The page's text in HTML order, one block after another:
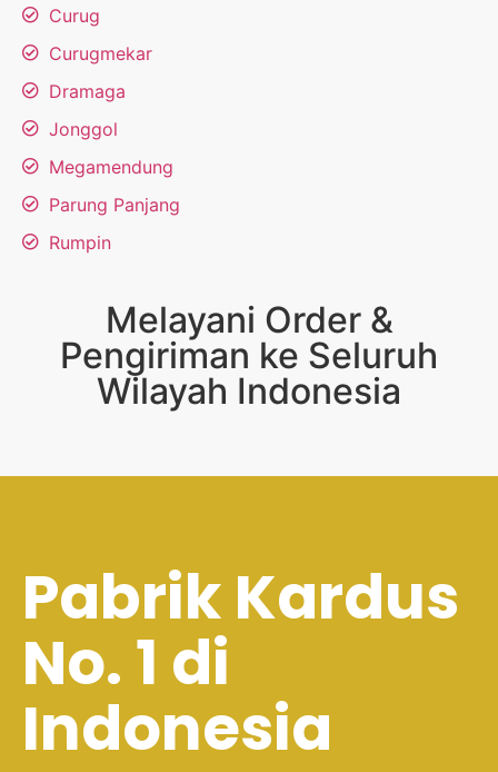
Curug
Curugmekar
Dramaga
Jonggol
Megamendung
Parung Panjang
Rumpin
Melayani Order &
Pengiriman ke Seluruh
Wilayah Indonesia
Pabrik Kardus
No. 1 di
Indonesia